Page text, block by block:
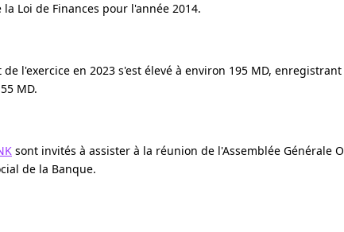
Loi de Finances pour l'année 2014.
l'exercice en 2023 s'est élevé à environ 195 MD,
MD.
sont invités à assister à la réunion de l'Assemblée Générale
de la Banque.